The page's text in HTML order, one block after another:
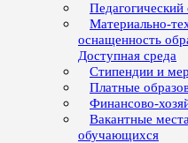
Педагогический
Материально-
оснащенность
Доступная среда
Стипендии и
Платные
Финансово-
Вакантные
обучающихся